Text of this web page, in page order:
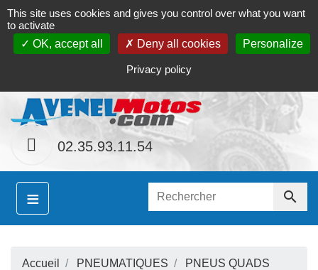
Contact Le magasin Mon compte
02.35.93.11.54
≡ 
Accueil PNEUMATIQUES
PNEUS QUADS
This site uses cookies and gives you control over what you want
to activate
OK, accept all
Deny all cookies Personalize
Privacy policy